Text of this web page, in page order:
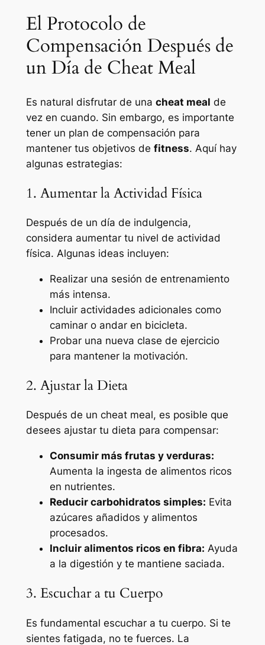
El Protocolo de
Compensación Después de
un Día de Cheat Meal
Es natural disfrutar de una cheat meal de
vez en cuando. Sin embargo, es importante
tener un plan de compensación para
mantener tus objetivos de fitness. Aquí hay
algunas estrategias:
1. Aumentar la Actividad Física
Después de un día de indulgencia,
considera aumentar tu nivel de actividad
física. Algunas ideas incluyen:
Realizar una sesión de entrenamiento
más intensa.
Incluir actividades adicionales como
caminar o andar en bicicleta.
Probar una nueva clase de ejercicio
para mantener la motivación.
2. Ajustar la Dieta
Después de un cheat meal, es posible que
desees ajustar tu dieta para compensar:
Consumir más frutas y verduras:
Aumenta la ingesta de alimentos ricos
en nutrientes.
Reducir carbohidratos simples: Evita
azúcares añadidos y alimentos
procesados.
Incluir alimentos ricos en fibra: Ayuda
a la digestión y te mantiene saciada.
3. Escuchar a tu Cuerpo
Es fundamental escuchar a tu cuerpo. Si te
sientes fatigada, no te fuerces. La